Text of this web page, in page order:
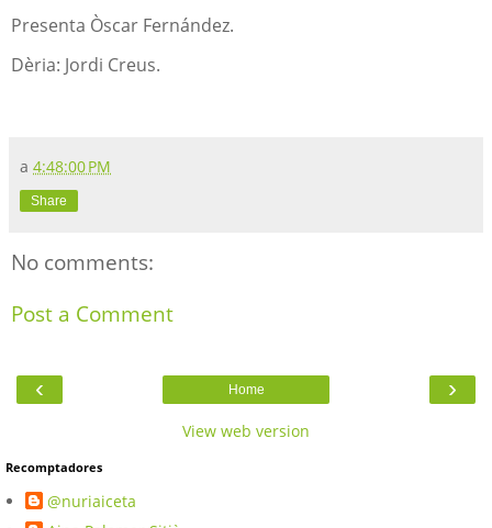
Presenta Òscar Fernández.
Dèria: Jordi Creus.
a 4:48:00 PM
Share
No comments:
Post a Comment
‹ ›
Home
View web version
Recomptadores
@nuriaiceta